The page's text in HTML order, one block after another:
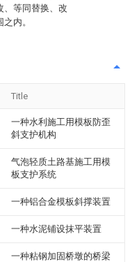
、等同替换、改
内。
Title
一种水利施工用模板防歪
斜支护机构
气泡轻质土路基施工用模
板支护系统
一种铝合金模板斜撑装置
一种水泥铺设抹平装置
一种粘钢加固桥墩的桥梁